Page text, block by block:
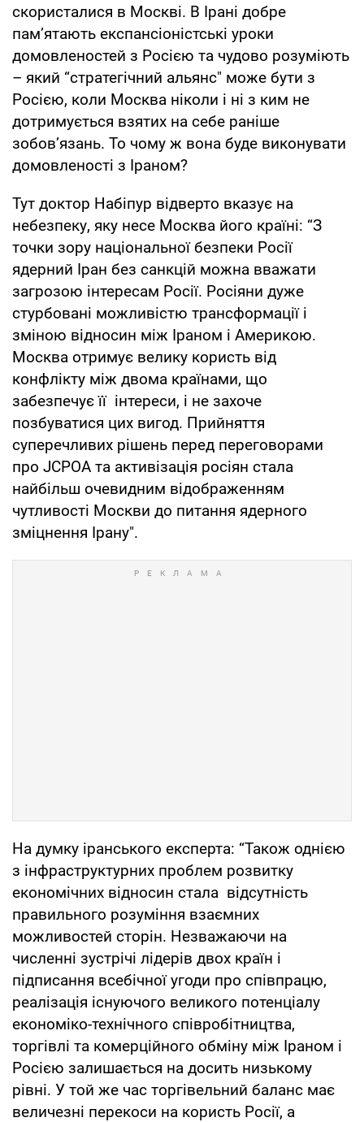
скористалися в Москві. В Ірані добре
пам’ятають експансіоністські уроки
домовленостей з Росією та чудово розуміють
– який “стратегічний альянс" може бути з
Росією, коли Москва ніколи і ні з ким не
дотримується взятих на себе раніше
зобов’язань. То чому ж вона буде виконувати
домовленості з Іраном?
Тут доктор Набіпур відверто вказує на
небезпеку, яку несе Москва його країні: “З
точки зору національної безпеки Росії
ядерний Іран без санкцій можна вважати
загрозою інтересам Росії. Росіяни дуже
стурбовані можливістю трансформації і
зміною відносин між Іраном і Америкою.
Москва отримує велику користь від
конфлікту між двома країнами, що
забезпечує її інтереси, і не захоче
позбуватися цих вигод. Прийняття
суперечливих рішень перед переговорами
про JCPOA та активізація росіян стала
найбільш очевидним відображенням
чутливості Москви до питання ядерного
зміцнення Ірану".
На думку іранського експерта: “Також однією
з інфраструктурних проблем розвитку
економічних відносин стала відсутність
правильного розуміння взаємних
можливостей сторін. Незважаючи на
численні зустрічі лідерів двох країн і
підписання всебічної угоди про співпрацю,
реалізація існуючого великого потенціалу
економіко-технічного співробітництва,
торгівлі та комерційного обміну між Іраном і
Росією залишається на досить низькому
рівні. У той же час торгівельний баланс має
величезні перекоси на користь Росії, а